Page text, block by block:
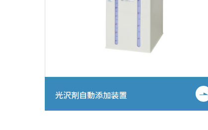
光沢剤自動添加装置